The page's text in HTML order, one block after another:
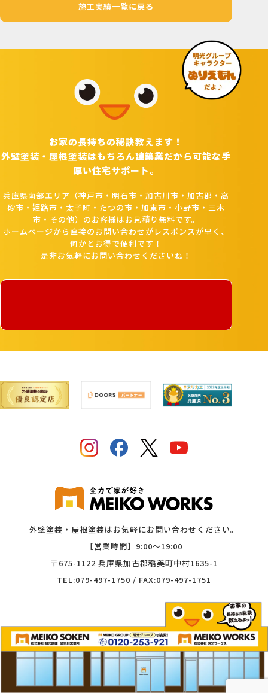
施工実績一覧に戻る
お家の長持ちの秘訣教えます！
外壁塗装・屋根塗装はもちろん建築業だから可能な手
厚い住宅サポート。
兵庫県南部エリア（神戸市・明石市・加古川市・加古郡・高
砂市・姫路市・太子町・たつの市・加東市・小野市・三木
市・その他）のお客様はお見積り無料です。
ホームページから直接のお問い合わせがレスポンスが早く、
何かとお得で便利です！
是非お気軽にお問い合わせくださいね！
外壁塗装・屋根塗装はお気軽にお問い合わせください。
【営業時間】9:00〜19:00
〒675-1122 兵庫県加古郡稲美町中村1635-1
TEL:079-497-1750 / FAX:079-497-1751